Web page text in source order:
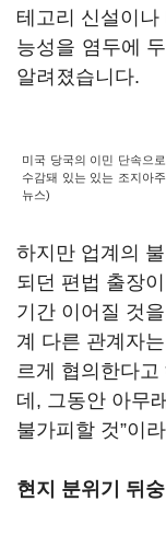
테고리 신설이
능성을 염두에
알려졌습니다.
미국 당국의 이민 단속으
수감돼 있는 있는 조지아
뉴스)
하지만 업계의
되던 편법 출장
기간 이어질 것
계 다른 관계자는
르게 협의한다
데 , 그동안 아무
불가피할 것”이
현지 분위기 뒤